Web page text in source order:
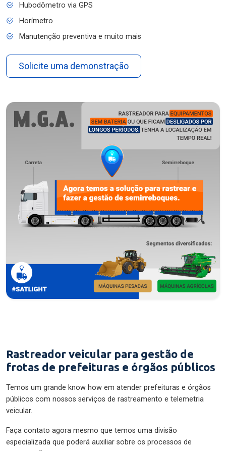
Hubodômetro via GPS
Horímetro
Manutenção preventiva e muito mais
Solicite uma demonstração
Rastreador veicular para gestão de
frotas de prefeituras e órgãos públicos
Temos um grande know how em atender prefeituras e órgãos
públicos com nossos serviços de rastreamento e telemetria
veicular.
Faça contato agora mesmo que temos uma divisão
especializada que poderá auxiliar sobre os processos de